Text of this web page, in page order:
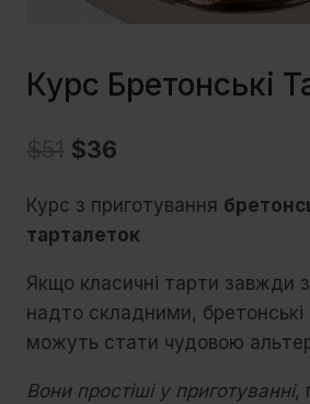
Курс Бретонські
$51 $36
Курс з приготування
тарталеток
Якщо класичні тарти завжди
надто складними, бретонські
можуть стати чудовою
Вони простіші у приготуванні,